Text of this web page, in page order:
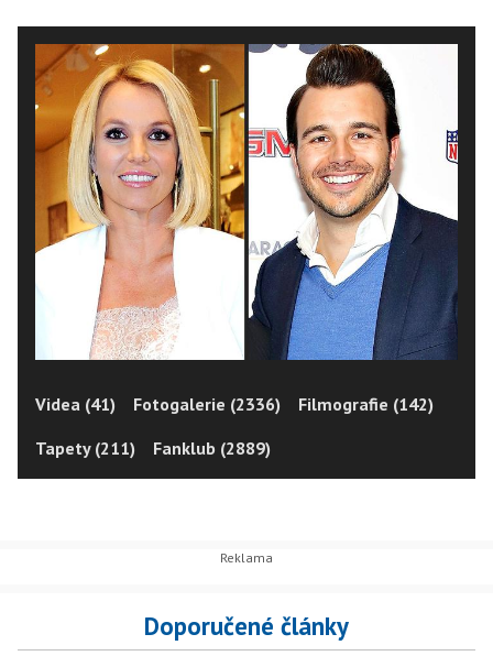
Videa (41) Fotogalerie (2336)
Filmografie (142)
Tapety (211)
Fanklub (2889)
Doporučené články